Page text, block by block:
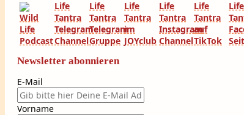
Newsletter abonnieren
E-Mail
Vorname